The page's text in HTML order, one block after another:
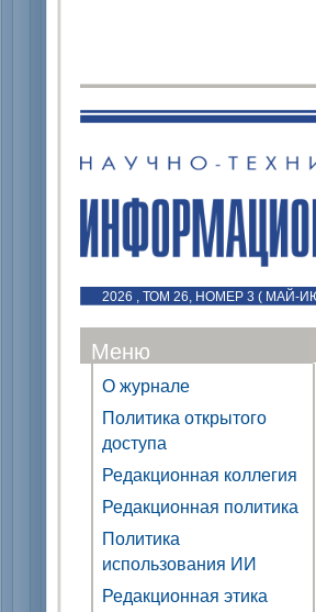
2026 , ТОМ 26, НОМЕР 3 ( МАЙ-
Меню
О журнале
Политика открытого
доступа
Редакционная коллегия
Редакционная политика
Политика
использования ИИ
Редакционная этика